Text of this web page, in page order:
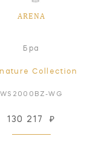
ARENA
Бра
Collection
WS2000BZ-WG
130 217 ₽